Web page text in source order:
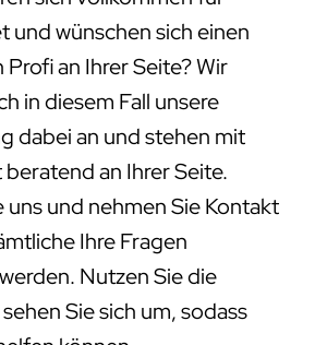
und wünschen sich einen
an Ihrer Seite? Wir
in diesem Fall unsere
dabei an und stehen mit
an Ihrer Seite.
uns und nehmen Sie Kontakt
Ihre Fragen
Nutzen Sie die
Sie sich um, sodass